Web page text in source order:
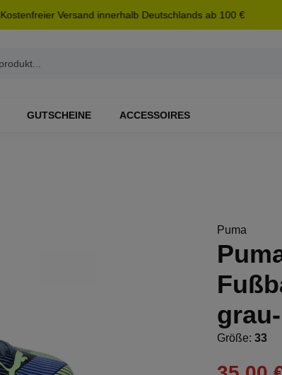
Kostenfreier Versand innerhalb Deutschlands ab 100 €
GUTSCHEINE ACCESSOIRES
Puma
Größe: 33